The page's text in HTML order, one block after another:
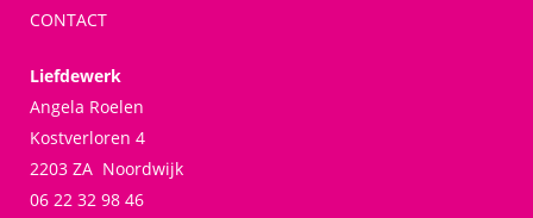
CONTACT
Liefdewerk
Angela Roelen
Kostverloren 4
2203 ZA Noordwijk
06 22 32 98 46